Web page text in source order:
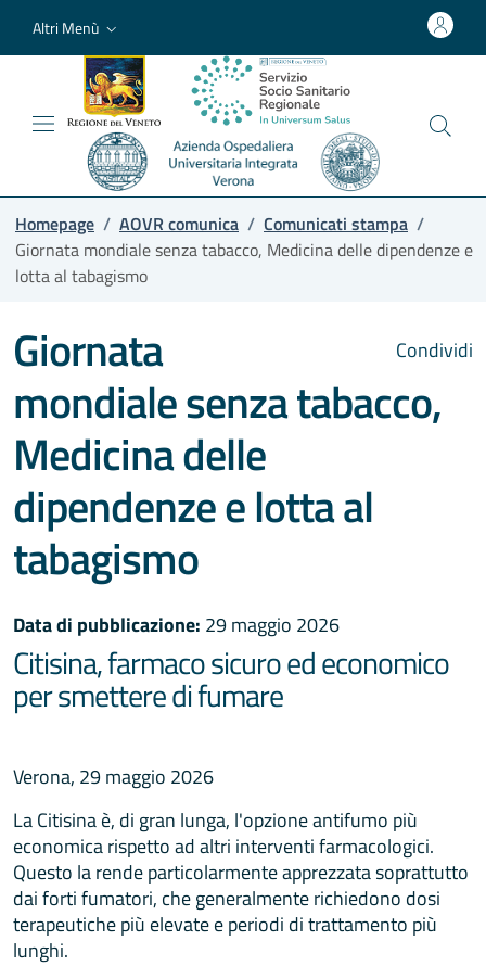
Altri Menù
Homepage / AOVR comunica / Comunicati stampa /
Giornata mondiale senza tabacco, Medicina delle dipendenze e
lotta al tabagismo
Condividi
Giornata
mondiale senza tabacco,
Medicina delle
dipendenze e lotta al
tabagismo
Data di pubblicazione: 29 maggio 2026
Citisina, farmaco sicuro ed economico
per smettere di fumare
Verona, 29 maggio 2026
La Citisina è, di gran lunga, l'opzione antifumo più
economica rispetto ad altri interventi farmacologici.
Questo la rende particolarmente apprezzata soprattutto
dai forti fumatori, che generalmente richiedono dosi
terapeutiche più elevate e periodi di trattamento più
lunghi.